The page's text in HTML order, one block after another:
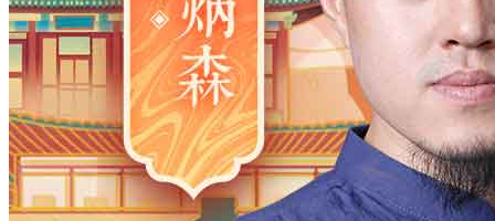
2022
2021 2020 2019 2018
2015
2014 2013 2012 2011
2009
2008 2007 2006 2005
2003
2002
2001 2000 1999 1998
1997
1995 1994 1993 1991
1990
1989
1988 1987 1986 1985
1984
1983
1982 1981 1980 1979 1978
1977
1976
1975 1974 1973 1972
1971
1969 1968 1967 1966 1965
1964
1963
1962 1961 1960 1959
1958